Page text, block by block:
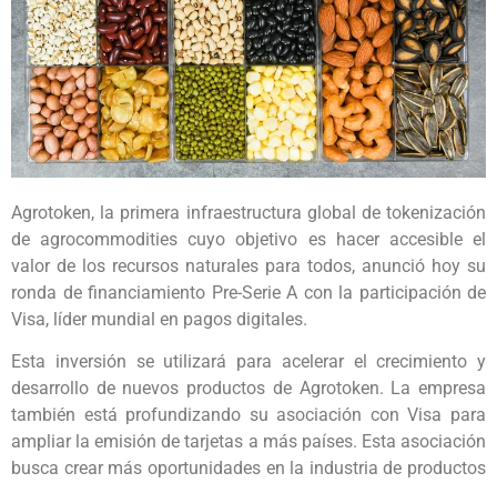
Agrotoken, la primera infraestructura global de tokenización
de agrocommodities cuyo objetivo es hacer accesible el
valor de los recursos naturales para todos, anunció hoy su
ronda de financiamiento Pre-Serie A con la participación de
Visa, líder mundial en pagos digitales.
Esta inversión se utilizará para acelerar el crecimiento y
desarrollo de nuevos productos de Agrotoken. La empresa
también está profundizando su asociación con Visa para
ampliar la emisión de tarjetas a más países. Esta asociación
busca crear más oportunidades en la industria de productos